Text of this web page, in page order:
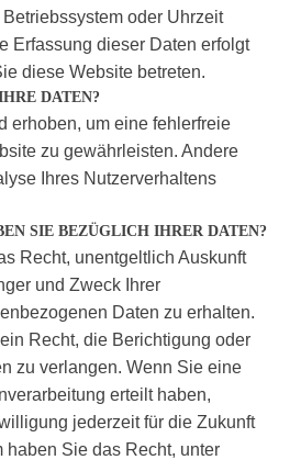
oder Uhrzeit
Erfassung dieser Daten erfolgt
diese Website betreten.
DATEN?
erhoben, um eine fehlerfreie
zu gewährleisten. Andere
Ihres Nutzerverhaltens
SIE BEZÜGLICH IHRER DATEN?
Recht, unentgeltlich Auskunft
und Zweck Ihrer
Daten zu erhalten.
Recht, die Berichtigung oder
zu verlangen. Wenn Sie eine
erteilt haben,
jederzeit für die Zukunft
haben Sie das Recht, unter